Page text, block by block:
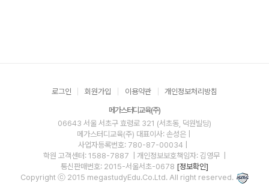
로그인 회원가입 이용약관 개인정보처리방침
메가스터디교육(주)
06643 서울 서초구 효령로 321 (서초동, 덕원빌딩)
메가스터디교육(주) 대표이사: 손성은 |
사업자등록번호: 780-87-00034
학원 고객센터: 1588-7887
| 개인정보보호책임자: 김영무
통신판매번호: 2015-서울서초-0678 [정보확인]
Copyright ⓒ 2015 megastudyEdu.Co.Ltd. All right reserved.